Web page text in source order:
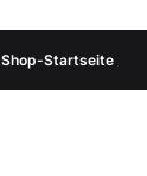
Startseite